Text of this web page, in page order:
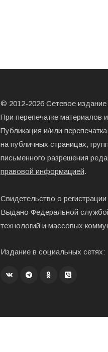
© 2012-2026 Сетевое издание
При перепечатке материалов
Публикация и/или
на публичных страницах,
письменного разрешения
правовой информацией.
Свидетельство о
Выдано Федеральной
технологий и массовых
Издание в социальных сетях: